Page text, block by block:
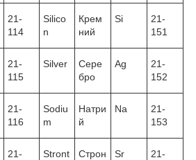
21-
114
Silico
n
Крем
ний
Si
21-
151
21-
115
Silver
Сере
бро
Ag
21-
152
21-
116
Sodiu
m
Натри
й
Na
21-
153
21-
Stront
Строн
Sr
21-